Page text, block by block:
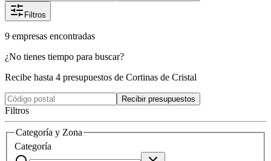
Filtros
9 empresas encontradas
¿No tienes tiempo para buscar?
Recibe hasta 4 presupuestos de Cortinas de Cristal
Recibir presupuestos
Filtros
Categoría y Zona
Categoría